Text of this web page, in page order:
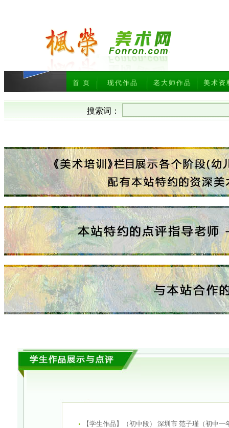
美术资
老大师作品
现代作品
首 页
搜索词：
【学生作品】（初中段） 深圳市 范子瑾（初